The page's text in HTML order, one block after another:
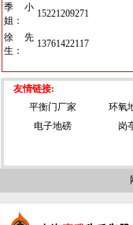
季小
姐：
15221209271
徐先
生：
13761422117
友情链接:
平衡门厂家
环氧
电子地磅
岗